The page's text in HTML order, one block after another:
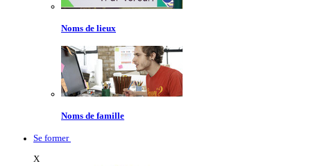
Noms de lieux
Noms de famille
Se former
X